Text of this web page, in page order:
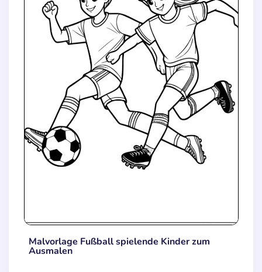
Malvorlage Fußball spielende Kinder zum
Ausmalen